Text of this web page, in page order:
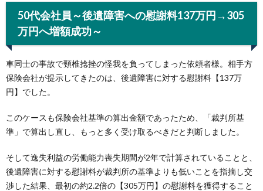
50代会社員～後遺障害への慰謝料137万円→305
万円へ増額成功～
車同士の事故で頸椎捻挫の怪我を負ってしまった依頼者様。相手方
保険会社が提示してきたのは、後遺障害に対する慰謝料【137万
円】でした。
このケースも保険会社基準の算出金額であったため、「裁判所基
準」で算出し直し、もっと多く受け取るべきだと判断しました。
そして逸失利益の労働能力喪失期間が2年で計算されていることと、
後遺障害に対する慰謝料が裁判所の基準よりも低いことを指摘し交
渉した結果、最初の約2.2倍の【305万円】の慰謝料を獲得すること